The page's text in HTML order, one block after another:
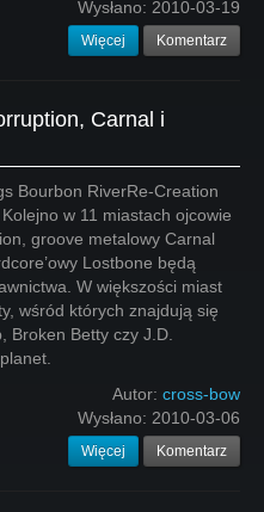
Wysłano: 2010-03-19
Więcej Komentarz
Carnal i
Bourbon RiverRe-Creation
w 11 miastach ojcowie
groove metalowy Carnal
Lostbone będą
W większości miast
wśród których znajdują się
Broken Betty czy J.D.
Autor: cross-bow
Wysłano: 2010-03-06
Więcej Komentarz